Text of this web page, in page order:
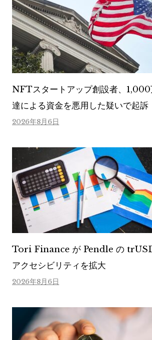
NFTスタートアップ創設者、1,000
達による資金を悪用した疑いで起訴
2026年8月6日
Tori Finance が Pendle の
アクセシビリティを拡大
2026年8月6日